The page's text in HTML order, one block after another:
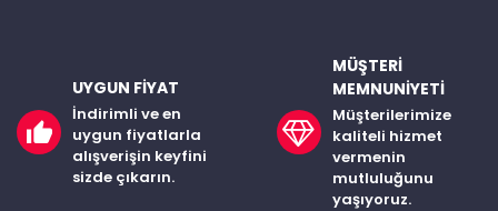
UYGUN FIYAT
İndirimli ve en
uygun fiyatlarla
alışverişin keyfini
sizde çıkarın.
MÜŞTERI
MEMNUNIYETI
Müşterilerimize
kaliteli hizmet
vermenin
mutluluğunu
yaşıyoruz.